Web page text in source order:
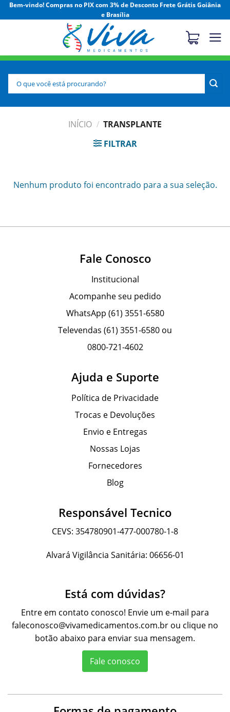
Skip
to
Bem-vindo! Compras no PIX com 3% de Desconto Frete Grátis Goiânia
e Brasília
por:
INÍCIO / TRANSPLANTE
FILTRAR
Nenhum produto foi encontrado para a sua seleção.
Fale Conosco
Institucional
Acompanhe seu pedido
WhatsApp (61) 3551-6580
Televendas (61) 3551-6580 ou
0800-721-4602
Ajuda e Suporte
Política de Privacidade
Trocas e Devoluções
Envio e Entregas
Nossas Lojas
Fornecedores
Blog
Responsável Tecnico
CEVS: 354780901-477-000780-1-8
Alvará Vigilância Sanitária: 06656-01
Está com dúvidas?
Entre em contato conosco! Envie um e-mail para
faleconosco@vivamedicamentos.com.br ou clique no
botão abaixo para enviar sua mensagem.
Fale conosco